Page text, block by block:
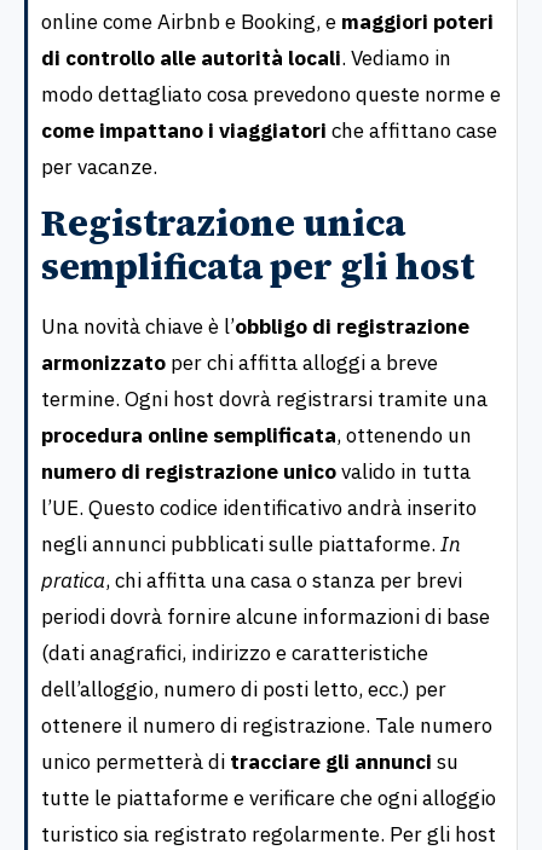
online come Airbnb e Booking, e maggiori poteri
di controllo alle autorità locali. Vediamo in
modo dettagliato cosa prevedono queste norme e
come impattano i viaggiatori che affittano case
per vacanze.
Registrazione unica
semplificata per gli host
Una novità chiave è l’obbligo di registrazione
armonizzato per chi affitta alloggi a breve
termine. Ogni host dovrà registrarsi tramite una
procedura online semplificata, ottenendo un
numero di registrazione unicovalido in tutta
l’UE. Questo codice identificativo andrà inserito
negli annunci pubblicati sulle piattaforme. In
pratica, chi affitta una casa o stanza per brevi
periodi dovrà fornire alcune informazioni di base
(dati anagrafici, indirizzo e caratteristiche
dell’alloggio, numero di posti letto, ecc.) per
ottenere il numero di registrazione. Tale numero
unico permetterà di tracciare gli annunci su
tutte le piattaforme e verificare che ogni alloggio
turistico sia registrato regolarmente. Per gli host